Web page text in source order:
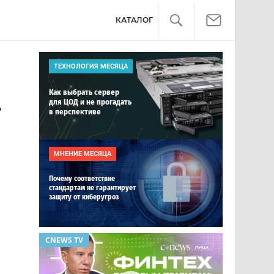
КАТАЛОГ
ТЕХНОЛОГИЯ МЕСЯЦА
Как выбрать сервер
для ЦОД и не прогадать
в перспективе
МНЕНИЕ МЕСЯЦА
Почему соответствие
стандартам не гарантирует
защиту от киберугроз
CNEWS TV